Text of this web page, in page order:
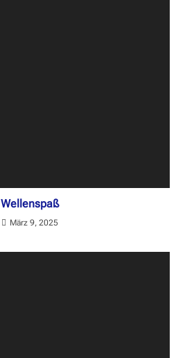
Wellenspaß
März 9, 2025